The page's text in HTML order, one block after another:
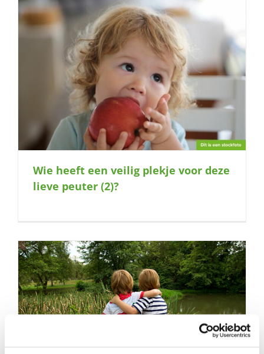
Wie heeft een veilig plekje voor deze
lieve peuter (2)?